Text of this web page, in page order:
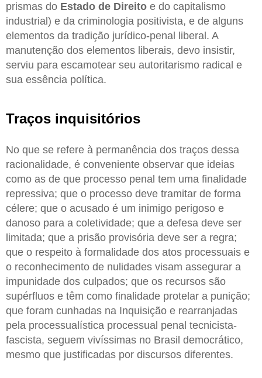
prismas do Estado de Direito e do capitalismo
industrial) e da criminologia positivista, e de alguns
elementos da tradição jurídico-penal liberal. A
manutenção dos elementos liberais, devo insistir,
serviu para escamotear seu autoritarismo radical e
sua essência política.
Traços inquisitórios
No que se refere à permanência dos traços dessa
racionalidade, é conveniente observar que ideias
como as de que processo penal tem uma finalidade
repressiva; que o processo deve tramitar de forma
célere; que o acusado é um inimigo perigoso e
danoso para a coletividade; que a defesa deve ser
limitada; que a prisão provisória deve ser a regra;
que o respeito à formalidade dos atos processuais e
o reconhecimento de nulidades visam assegurar a
impunidade dos culpados; que os recursos são
supérfluos e têm como finalidade protelar a punição;
que foram cunhadas na Inquisição e rearranjadas
pela processualística processual penal tecnicista-
fascista, seguem vivíssimas no Brasil democrático,
mesmo que justificadas por discursos diferentes.